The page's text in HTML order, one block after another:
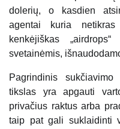
dolerių, o kasdien
agentai kuria
kenkėjiškas
svetainėmis,
Pagrindinis
tikslas yra apgauti
privačius raktus arba
taip pat gali suklaidinti